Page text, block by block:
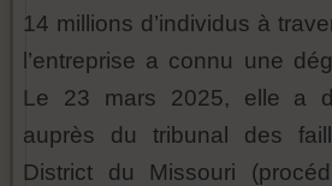
14 millions d’individus à
l’entreprise a connu une
Le 23 mars 2025, elle a
auprès du tribunal des
District du Missouri